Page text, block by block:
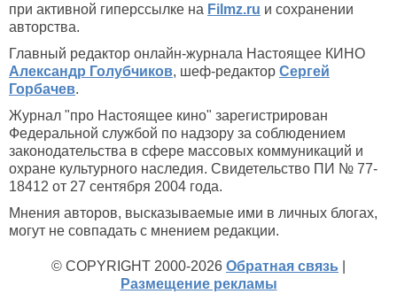
при активной гиперссылке на Filmz.ru и сохранении
авторства.
Главный редактор онлайн-журнала Настоящее КИНО
Александр Голубчиков, шеф-редактор Сергей
Горбачев.
Журнал "про Настоящее кино" зарегистрирован
Федеральной службой по надзору за соблюдением
законодательства в сфере массовых коммуникаций и
охране культурного наследия. Свидетельство ПИ № 77-
18412 от 27 сентября 2004 года.
Мнения авторов, высказываемые ими в личных блогах,
могут не совпадать с мнением редакции.
© COPYRIGHT 2000-2026 Обратная связь
Размещение рекламы